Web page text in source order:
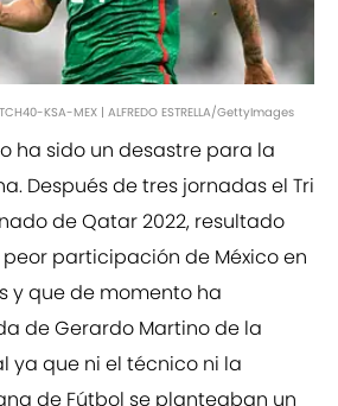
KSA-MEX | ALFREDO ESTRELLA/GettyImages
ha sido un desastre para la
Después de tres jornadas el Tri
de Qatar 2022, resultado
participación de México en
y que de momento ha
de Gerardo Martino de la
ya que ni el técnico ni la
de Fútbol se planteaban un